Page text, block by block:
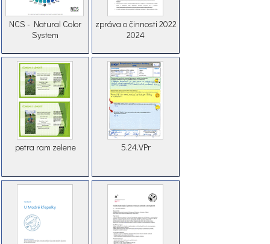
NCS - Natural Color
System
zpráva o činnosti 2022
2024
petra ram zelene 5.24.VPr